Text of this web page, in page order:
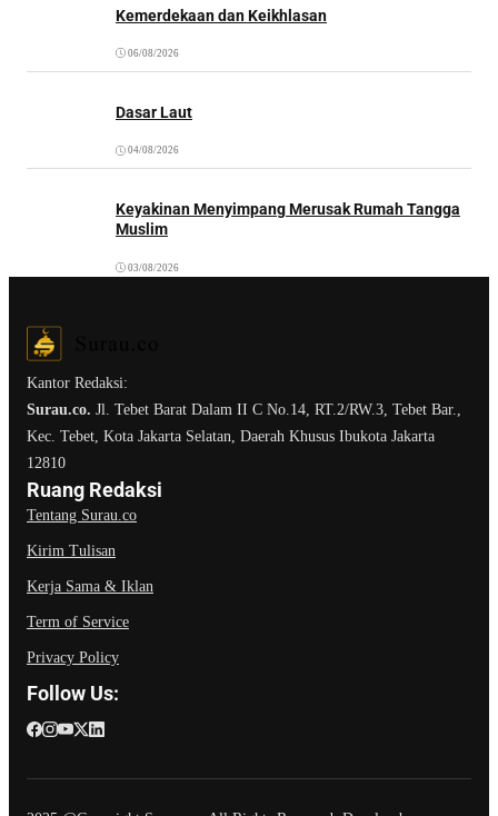
Kemerdekaan dan Keikhlasan
06/08/2026
Dasar Laut
04/08/2026
Keyakinan Menyimpang Merusak Rumah Tangga
Muslim
03/08/2026
Kantor Redaksi:
Surau.co. Jl. Tebet Barat Dalam II C No.14, RT.2/RW.3, Tebet Bar.,
Kec. Tebet, Kota Jakarta Selatan, Daerah Khusus Ibukota Jakarta
12810
Ruang Redaksi
Tentang Surau.co
Kirim Tulisan
Kerja Sama & Iklan
Term of Service
Privacy Policy
Follow Us: